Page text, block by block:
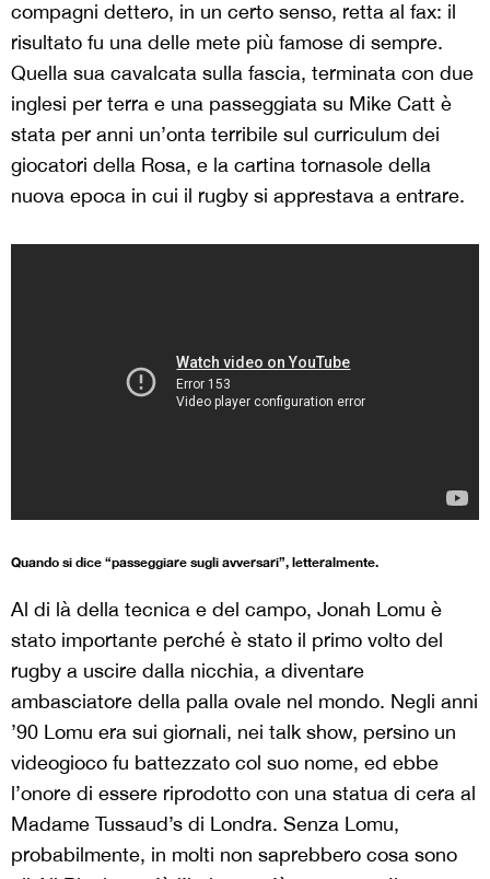
compagni dettero, in un certo senso, retta al fax: il
risultato fu una delle mete più famose di sempre.
Quella sua cavalcata sulla fascia, terminata con due
inglesi per terra e una passeggiata su Mike Catt è
stata per anni un’onta terribile sul curriculum dei
giocatori della Rosa, e la cartina tornasole della
nuova epoca in cui il rugby si apprestava a entrare.
Quando si dice “passeggiare sugli avversari”, letteralmente.
Al di là della tecnica e del campo, Jonah Lomu è
stato importante perché è stato il primo volto del
rugby a uscire dalla nicchia, a diventare
ambasciatore della palla ovale nel mondo. Negli anni
’90 Lomu era sui giornali, nei talk show, persino un
videogioco fu battezzato col suo nome, ed ebbe
l’onore di essere riprodotto con una statua di cera al
Madame Tussaud’s di Londra. Senza Lomu,
probabilmente, in molti non saprebbero cosa sono